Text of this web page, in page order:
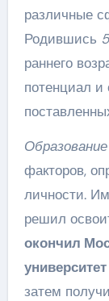
различные
Родившись
раннего
потенциал
Образование
факторов,
личности.
решил
окончил
университет
затем